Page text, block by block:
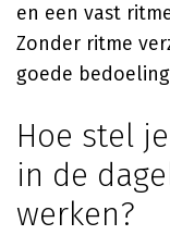
en een vast
Zonder ritme
goede
Hoe stel
in de
werken?